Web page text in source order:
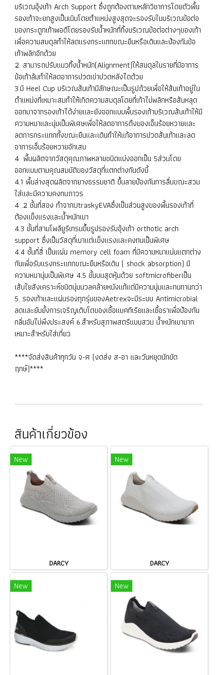
บริเวณอุ้งเท้า Arch Support ซึ่งถูกต้องตามหลักวิชาการโดยตัวพื้น
รองเท้าจะยกสูงเป็นเนินโดยตำแหน่งสูงสุดจะรองรับในบริเวณข้อต่อ
ของกระดูกเท้าพอดีโดยรองรับน้ำหนักที่ทิ้งบริเวณข้อต่อต่างๆของเท้า
เพื่อความสมดุลทำให้ลดแรงกระแทกขณะยืนหรือเดินและป้องกันข้อ
เท้าพลิกอีกด้วย
2. สามารถปรับแนวทิ้งน้ำหนัก(Alignment)ให้สมดุลในรายที่มีอาการ
ข้อเท้าล้มทำให้ลดอาการปวดเข่าปวดหลังไดด้วย
3.มี Heel Cup บริเวณส้นเท้ามีลักษณะเป็นรูปถ้วยเพื่อให้ส้นเท้าอยู่ใน
ตำแหน่งที่เหมาะสมทำให้เกิดความสมดุลโดยที่เท้าไม่พลิกหรือส้นหลุด
ออกมาจากรองเท้าได้ง่ายและยังออกแบบพื้นรองเท้าบริเวณส้นเท้าให้มี
ความหนาและนุ่มเป็นพิเศษเพื่อให้ลดอาการตึงของเอ็นร้อยหวายและ
ลดการกระแทกทั้งขณะยืนและเดินทำให้แก้อาการปวดส้นเท้าและลด
อาการเอ็นร้อยหวายอักเสบ
4 พื้นผลิตจากวัสดุคุณภาพหลายชนิดแบ่งออกเป็น 5ส่วนโดย
ออกแบบตามคุณสมบัติของวัสดุที่แตกต่างกันดังนี้
4.1 พื้นล่างสุดผลิตจากยางธรรมชาติ ขึ้นลายป้องกันการลื่นขณะสวม
ใส่และมีความคงทนถาวร
4 .2 ชั้นที่สอง ทำจากUtraskyEVAซึ่งเป็นส่วนสูงของพื้นรองเท้าที่
ต้องแข็งแรงและน้ำหนักเบา
4.3 ชั้นที่สามโพลียูรีเทรนขึ้นรูปรองรับอุ้งเท้า orthotic arch
support ซึ่งเป็นวัสดุที่เบาแต่แข็งแรงและคงทนเป็นพิเศษ
4.4 ชั้นที่สี่ เป็นแผ่น memory cell foam ที่มีความหนาแน่นแตกต่าง
กันเพื่อรับแรงกระแทกขณะยืนหรือเดิน ( shock absorption) มี
ความหนานุ่มเป็นพิเศษ 4.5 ชั้นบนสุดหุ้มด้วย softmicrofiberเป็น
เส้นใยสังเคราะห์ชนิดนุ่มนวลคล้ายหนังแท้แต่มีความนุ่มและทนทานกว่า
5. รองเท้าและแผ่นรองทุกรุ่นของAetrexจะมีระบบ Antimicrobial
ลดและยับยั้งการเจริญเติบโตของเชื้อแบคทีเรียและเชื้อราเพื่อป้องกัน
กลิ่นอันไม่พึงประสงค์ 6.สำหรับสุภาพสตรีแบบสวม น้ำหนักเบามาก
เหมาะสำหรับใส่เที่ยว
****จัดส่งสินค้าทุกวัน จ-ศ (งดส่ง ส-อา และวันหยุดนักขัต
ฤกษ์)****
สินค้าเกี่ยวข้อง
New
DARCY
New
DARCY
New New